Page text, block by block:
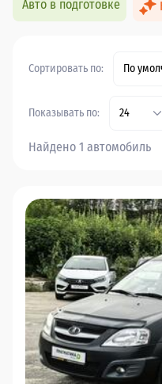
Авто в подготовке
Сортировать по: По
Показывать по: 24
Найдено 1 автомобиль